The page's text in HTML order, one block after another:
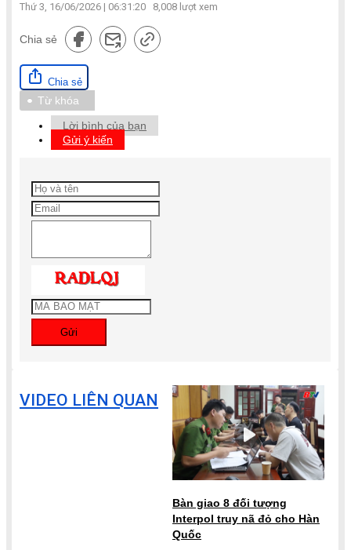
Thứ 3, 16/06/2026 | 06:31:20 8,008 lượt xem
Chia sẻ
Chia sẻ
Từ khóa
Lời bình của bạn
Gửi ý kiến
Gửi
VIDEO LIÊN QUAN
Bàn giao 8 đối tượng
Interpol truy nã đỏ cho Hàn
Quốc